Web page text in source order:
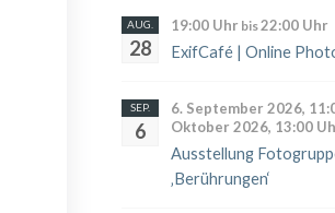
AUG.
28
19:00 Uhr bis22:00 Uhr
ExifCafé | Online
SEP.
6
6. September 2026,
Oktober 2026, 13:00
Ausstellung
‚Berührungen‘